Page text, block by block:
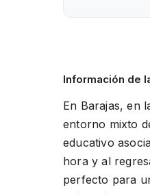
Información de
En Barajas, en
entorno mixto
educativo
hora y al
perfecto para